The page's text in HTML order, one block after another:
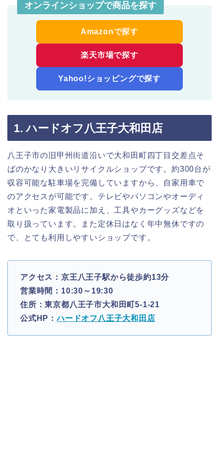
オンラインショップで商品を探す
Amazonで探す
楽天市場で探す
Yahoo!ショッピングで探す
1. ハードオフ八王子大和田店
八王子市の旧甲州街道沿いで大和田町四丁目交差点そ
ばのかなり大きいリサイクルショップです。約300台が
収容可能な駐車場を完備していますから、自家用車で
のアクセスが可能です。テレビやパソコンやオーディ
オといった家電製品に加え、工具やカーグッズなどを
取り扱っています。また定休日はなく年中無休ですの
で、とても利用しやすいショップです。
アクセス：京王八王子駅から徒歩約13分
営業時間：10:30～19:30
住所：東京都八王子市大和田町5-1-21
公式HP：ハードオフ八王子大和田店